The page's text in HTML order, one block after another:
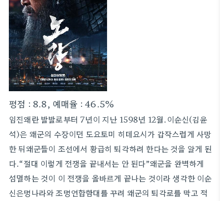
평점 : 8.8, 예매율 : 46.5%
임진왜란 발발로부터 7년이 지난 1598년 12월.이순신(김윤
석)은 왜군의 수장이던 도요토미 히데요시가 갑작스럽게 사망
한 뒤왜군들이 조선에서 황급히 퇴각하려 한다는 것을 알게 된
다.“절대 이렇게 전쟁을 끝내서는 안 된다”왜군을 완벽하게
섬멸하는 것이 이 전쟁을 올바르게 끝나는 것이라 생각한 이순
신은명나라와 조명연합함대를 꾸려 왜군의 퇴각로를 막고 적